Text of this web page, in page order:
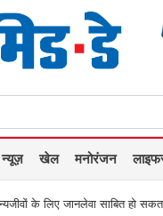
न्यूज़ खेल मनोरंजन
हजारों की संख्या में सड़कों पर उतरे